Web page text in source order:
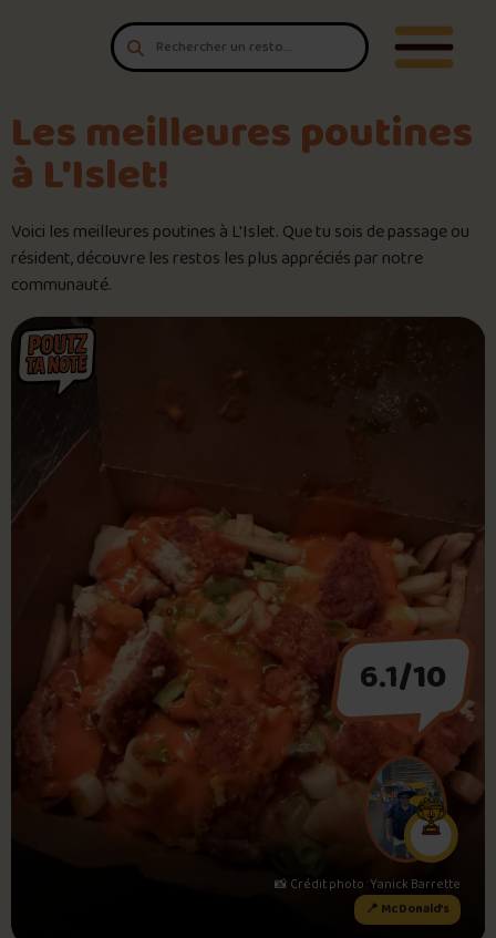
Aller au contenu
Ouvrir/
T'es un vrai
amateur de poutine?
Trouve une POUTZ sur la carte
Foire aux questions
Me connecter
Les meilleures poutines
à L'Islet!
Voici les meilleures poutines à L'Islet. Que tu sois de passage ou
résident, découvre les restos les plus appréciés par notre
communauté.
6.1/10
📸 Crédit photo : Yanick Barrette
📍 McDonald’s